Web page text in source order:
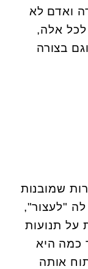
ואדם לא
אלה,
בצורה
שמובנות
"לעצור",
על תנועות
כמה היא
אותה